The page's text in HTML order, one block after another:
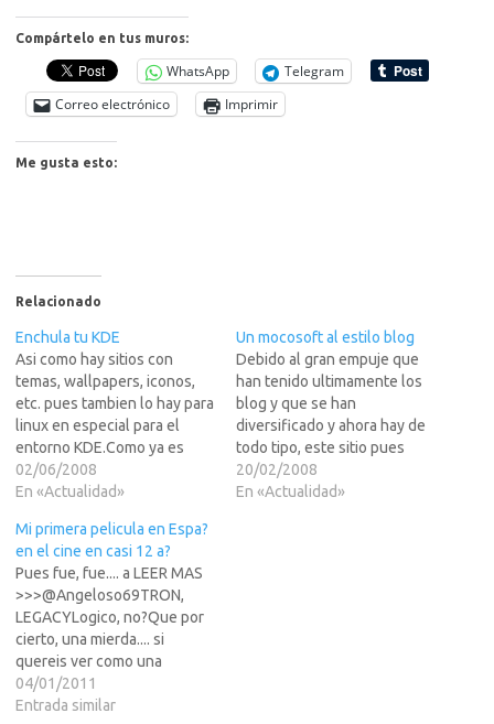
Compártelo en tus muros:
WhatsApp
Telegram
Correo electrónico
Imprimir
Me gusta esto:
Relacionado
Enchula tu KDE
Asi como hay sitios con
temas, wallpapers, iconos,
etc. pues tambien lo hay para
linux en especial para el
entorno KDE.Como ya es
costumbre la chicha en LEER
MAS >>>http://www.kde-
02/06/2008
En «Actualidad»
Un mocosoft al estilo blog
Debido al gran empuje que
han tenido ultimamente los
blog y que se han
diversificado y ahora hay de
todo tipo, este sitio pues
utiliza ese formato.Que
cosas podemos encontrar??
20/02/2008
En «Actualidad»
Mi primera pelicula en Espa?
en el cine en casi 12 a?
Pues fue, fue.... a LEER MAS
>>>@Angeloso69TRON,
LEGACYLogico, no?Que por
cierto, una mierda.... si
quereis ver como una
pelicula de culto como TRON
es destruida, solo teneis que
04/01/2011
Entrada similar